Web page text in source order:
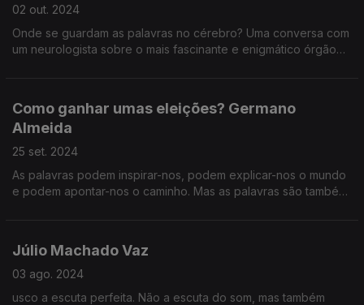
02 out. 2024
Onde se guardam as palavras no cérebro? Uma conversa com
um neurologista sobre o mais fascinante e enigmático órgão
Como ganhar umas eleições? Germano
Almeida
25 set. 2024
As palavras podem inspirar-nos, podem explicar-nos o mundo
e podem apontar-nos o caminho. Mas as palavras são também
Júlio Machado Vaz
03 ago. 2024
usco a escuta perfeita. Não a escuta do som, mas também